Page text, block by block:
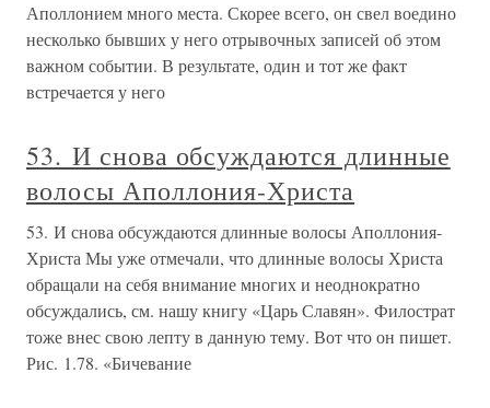
Аполлонием много места. Скорее всего, он свел воедино
несколько бывших у него отрывочных записей об этом
важном событии. В результате, один и тот же факт
встречается у него
53. И снова обсуждаются длинные
волосы Аполлония-Христа
53. И снова обсуждаются длинные волосы Аполлония-
Христа Мы уже отмечали, что длинные волосы Христа
обращали на себя внимание многих и неоднократно
обсуждались, см. нашу книгу «Царь Славян». Филострат
тоже внес свою лепту в данную тему. Вот что он пишет.
Рис. 1.78. «Бичевание